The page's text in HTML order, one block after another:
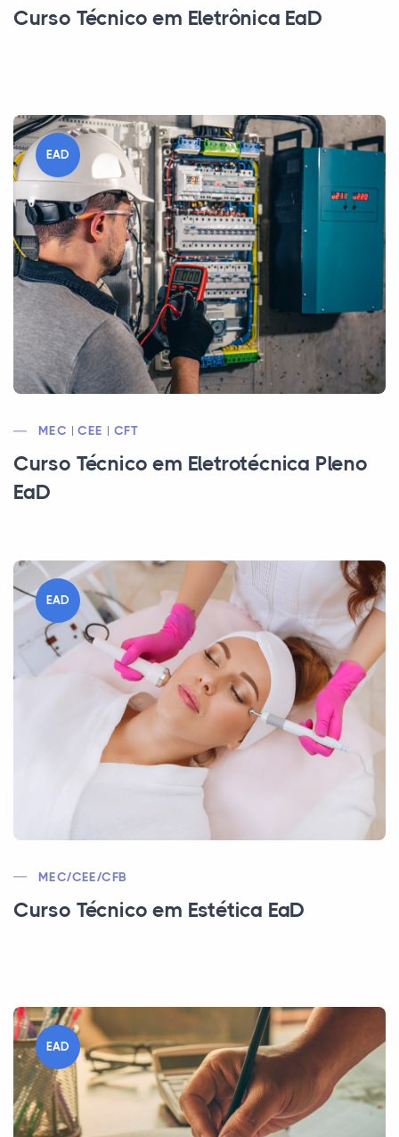
Curso Técnico em Eletrônica EaD
EAD
MEC | CEE | CFT
Curso Técnico em Eletrotécnica Pleno
EaD
EAD
MEC/CEE/CFB
Curso Técnico em Estética EaD
EAD